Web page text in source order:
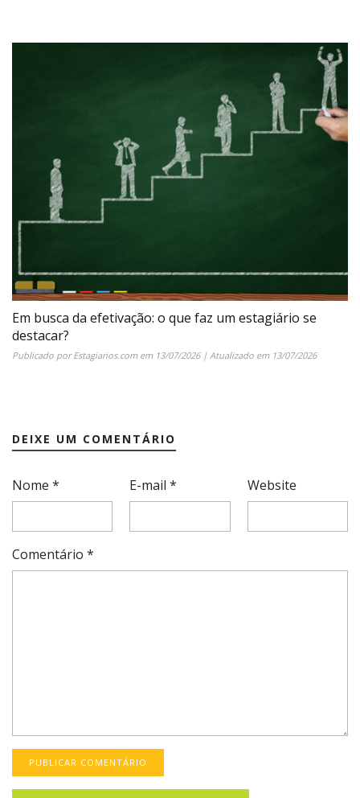
Em busca da efetivação: o que faz um estagiário se
destacar?
Publicado porEstagiarios.comem 13/07/2026| Atualizado em 13/07/2026
DEIXE UM COMENTÁRIO
Nome * E-mail* Website
Comentário *